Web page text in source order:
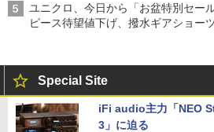
ユニクロ、今日から「お盆特別セー
ピース待望値下げ、撥水ギアショー
Special Site
iFi audio主力「NEO
3」に迫る